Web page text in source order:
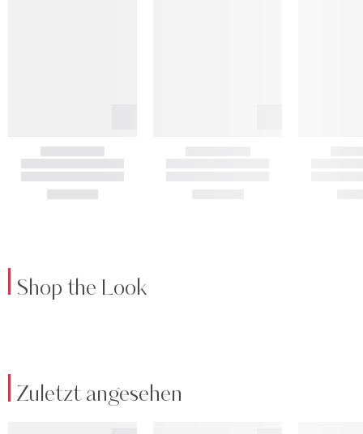
Shop the Look
Zuletzt angesehen